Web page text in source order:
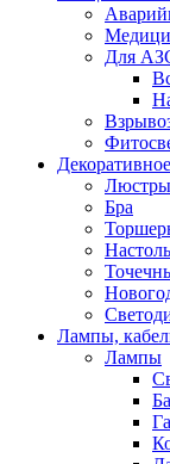
Для
Люстры
Бра
Лампы,
Лампы